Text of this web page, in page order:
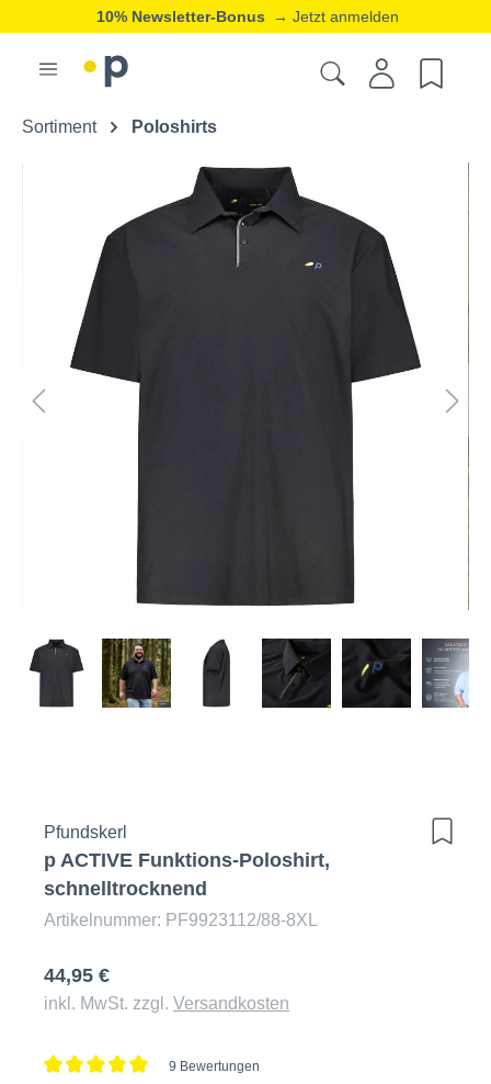
10% Newsletter-Bonus → Jetzt anmelden
Sortiment Poloshirts
Pfundskerl
p ACTIVE Funktions-Poloshirt,
schnelltrocknend
Artikelnummer: PF9923112/88-8XL
44,95 €
inkl. MwSt. zzgl. Versandkosten
9 Bewertungen